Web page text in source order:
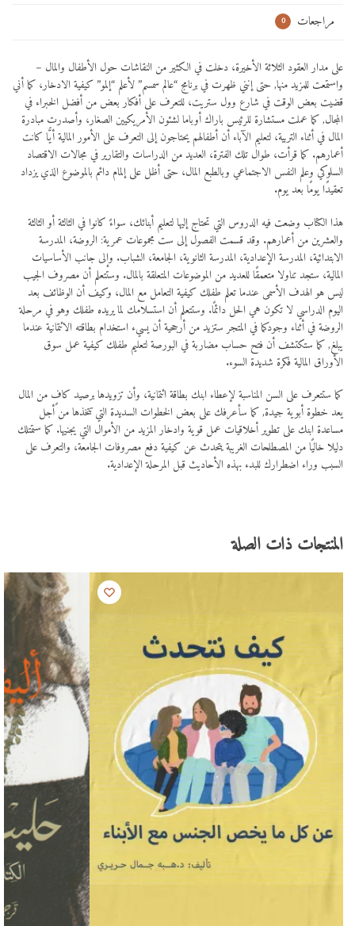
مراجعات 0
على مدار العقود الثلاثة الأخيرة، دخلت في الكثير من النقاشات حول الأطفال والمال –
واستمعت للمزيد منها, حتى إنني ظهرت في برنامج “عالم سمسم” لأعلم “إلمو” كيفية الادخار، كما أني
قضيت بعض الوقت في شارع وول ستريت، للتعرف على أفكار بعض من أفضل الخبراء في
المجال, كما عملت مستشارة للرئيس باراك أوباما لشئون الأمريكيين الصغار، وأصدرت مبادرة
المال في أثناء التربية، لتعليم الآباء أن أطفالهم يحتاجون إلى التعرف على الأمور المالية أيًّا كانت
أعمارهم. كما قرأت، طوال تلك الفترة، العديد من الدراسات والتقارير في مجالات الاقتصاد
السلوكي وعلم النفس الاجتماعي وبالطبع المال، حتى أظل على إلمام دائم بالموضوع الذي يزداد
تعقيدًا يومًا بعد يوم.
هذا الكتاب وضعت فيه الدروس التي تحتاج إليها لتعليم أبنائك، سواءً كانوا في الثالثة أو الثالثة
والعشرين من أعمارهم. وقد قسمت الفصول إلى ست مجموعات عمرية: الروضة، المدرسة
الابتدائية، المدرسة الإعدادية، المدرسة الثانوية، الجامعة، الشباب. وإلى جانب الأساسيات
المالية، ستجد تناولا متعمقًا للعديد من الموضوعات المتعلقة بالمال. وستتعلم أن مصروف الجيب
ليس هو الهدف الأسمى عندما تعلم طفلك كيفية التعامل مع المال، وكيف أن الوظائف بعد
اليوم الدراسي لا تكون هي الحل دائمًا. وستتعلم أن استسلامك لما يريده طفلك وهو في مرحلة
الروضة في أثناء وجودكما في المتجر ستزيد من أرجحية أن يسيء استخدام بطاقته الائتمانية عندما
يبلغ, كما ستكتشف أن فتح حساب مضاربة في البورصة لتعليم طفلك كيفية عمل سوق
الأوراق المالية فكرة شديدة السوء.
كما ستتعرف على السن المناسبة لإعطاء ابنك بطاقة ائتمانية، وأن تزويدها برصيد كافٍ من المال
يعد خطوة أبوية جيدة, كما سأعرفك على بعض الخطوات السديدة التي تتخذها من أجل
مساعدة ابنك على تطوير أخلاقيات عمل قوية وادخار المزيد من الأموال التي يجنيها. كما ستمتلك
دليلا خاليًا من المصطلحات الغريبة يتحدث عن كيفية دفع مصروفات الجامعة، والتعرف على
السبب وراء اضطرارك للبدء بهذه الأحاديث قبل المرحلة الإعدادية.
المنتجات ذات الصلة